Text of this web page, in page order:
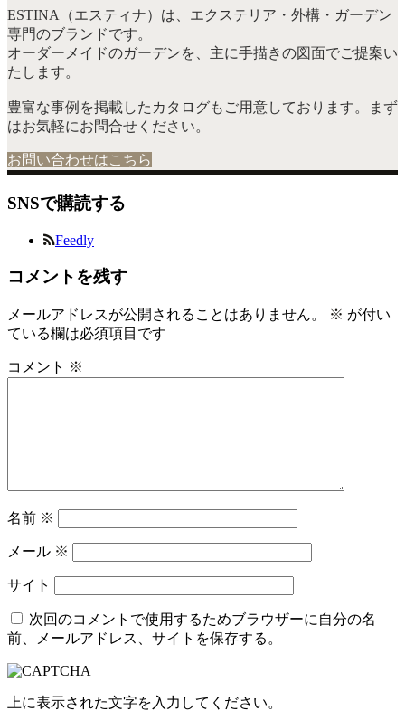
ESTINA（エスティナ）は、エクステリア・外構・ガーデン
専門のブランドです。
オーダーメイドのガーデンを、主に手描きの図面でご提案い
たします。
豊富な事例を掲載したカタログもご用意しております。まず
はお気軽にお問合せください。
お問い合わせはこちら
SNSで購読する
Feedly
コメントを残す
メールアドレスが公開されることはありません。 ※ が付い
ている欄は必須項目です
コメント ※
名前 ※
メール ※
サイト
次回のコメントで使用するためブラウザーに自分の名
前、メールアドレス、サイトを保存する。
上に表示された文字を入力してください。